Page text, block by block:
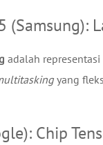
adalah
yang
Chip